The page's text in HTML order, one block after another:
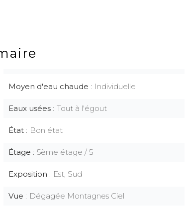
Moyen d'eau chaude Individuelle
Eaux usées Tout à l'égout
État Bon état
Étage 5ème étage / 5
Exposition Est, Sud
Vue Dégagée Montagnes Ciel